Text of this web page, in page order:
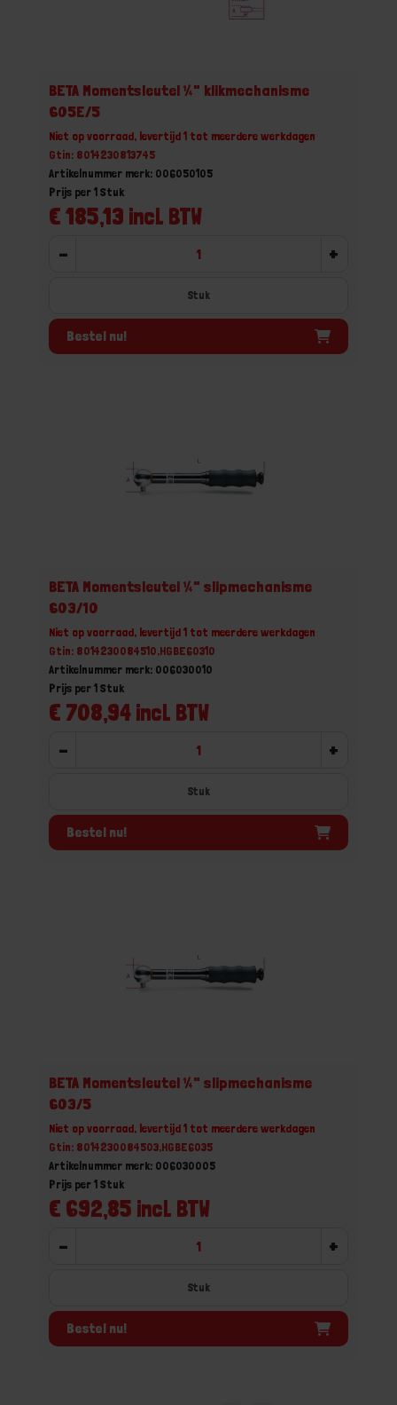
BETA Momentsleutel ¼" klikmechanisme
605E/5
Niet op voorraad, levertijd 1 tot meerdere werkdagen
Gtin: 8014230813745
Artikelnummer merk: 006050105
€ 185,13 incl. BTW
Prijs per 1 Stuk
- +
Stuk
Bestel nu!
BETA Momentsleutel ¼" slipmechanisme
603/10
Niet op voorraad, levertijd 1 tot meerdere werkdagen
Gtin: 8014230084510,HGBE60310
Artikelnummer merk: 006030010
€ 708,94 incl. BTW
Prijs per 1 Stuk
- +
Stuk
Bestel nu!
BETA Momentsleutel ¼" slipmechanisme
603/5
Niet op voorraad, levertijd 1 tot meerdere werkdagen
Gtin: 8014230084503,HGBE6035
Artikelnummer merk: 006030005
€ 692,85 incl. BTW
Prijs per 1 Stuk
- +
Stuk
Bestel nu!